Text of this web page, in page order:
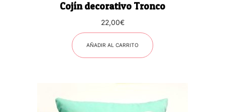
Cojín decorativo Tronco
22,00€
AÑADIR AL CARRITO